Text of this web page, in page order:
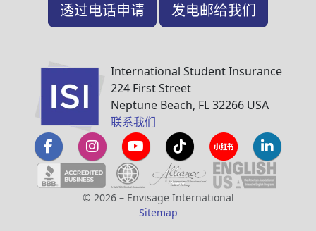
透过电话申请 发电邮给我们
International Student Insurance
224 First Street
Neptune Beach, FL 32266 USA
联系我们
© 2026 – Envisage International
Sitemap